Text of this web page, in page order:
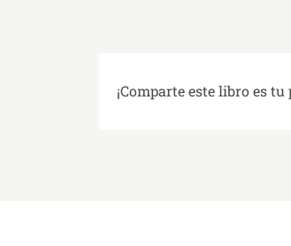
¡Comparte este libro es